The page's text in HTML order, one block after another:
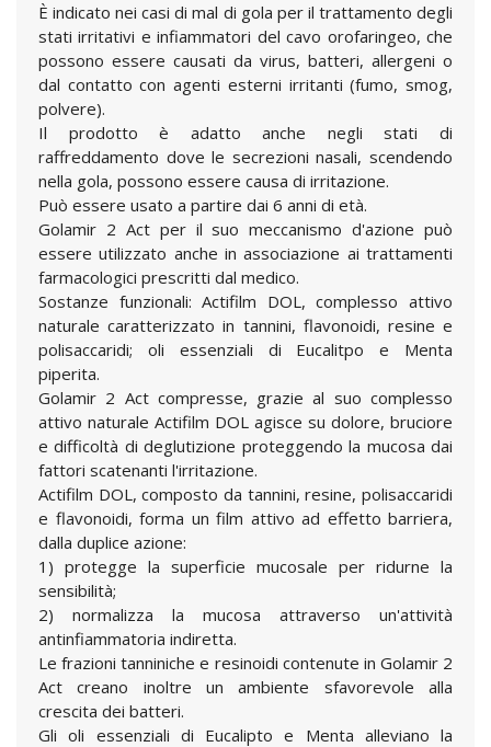
È indicato nei casi di mal di gola per il trattamento degli
stati irritativi e infiammatori del cavo orofaringeo, che
possono essere causati da virus, batteri, allergeni o
dal contatto con agenti esterni irritanti (fumo, smog,
polvere).
Il prodotto è adatto anche negli stati di
raffreddamento dove le secrezioni nasali, scendendo
nella gola, possono essere causa di irritazione.
Può essere usato a partire dai 6 anni di età.
Golamir 2 Act per il suo meccanismo d'azione può
essere utilizzato anche in associazione ai trattamenti
farmacologici prescritti dal medico.
Sostanze funzionali: Actifilm DOL, complesso attivo
naturale caratterizzato in tannini, flavonoidi, resine e
polisaccaridi; oli essenziali di Eucalitpo e Menta
piperita.
Golamir 2 Act compresse, grazie al suo complesso
attivo naturale Actifilm DOL agisce su dolore, bruciore
e difficoltà di deglutizione proteggendo la mucosa dai
fattori scatenanti l'irritazione.
Actifilm DOL, composto da tannini, resine, polisaccaridi
e flavonoidi, forma un film attivo ad effetto barriera,
dalla duplice azione:
1) protegge la superficie mucosale per ridurne la
sensibilità;
2) normalizza la mucosa attraverso un'attività
antinfiammatoria indiretta.
Le frazioni tanniniche e resinoidi contenute in Golamir 2
Act creano inoltre un ambiente sfavorevole alla
crescita dei batteri.
Gli oli essenziali di Eucalipto e Menta alleviano la